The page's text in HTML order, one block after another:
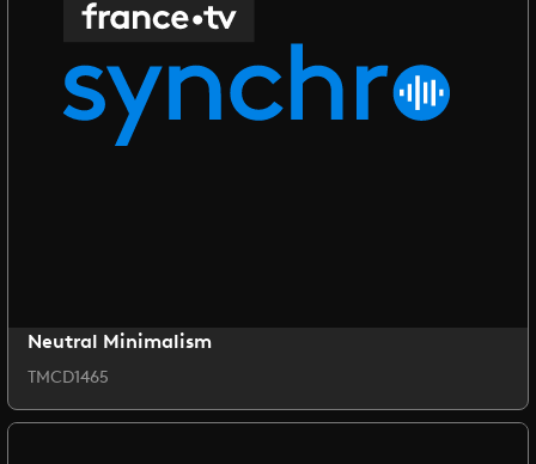
Neutral Minimalism
TMCD1465